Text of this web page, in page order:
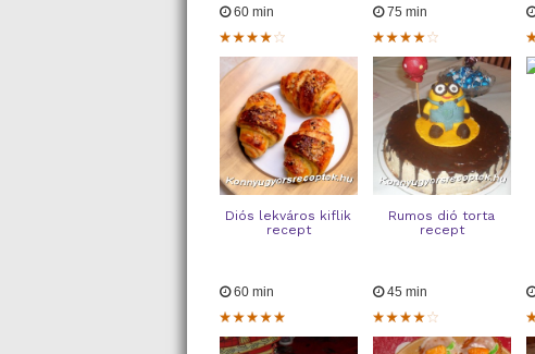
60 min
Diós lekváros kiflik
recept
75 min
Rumos dió torta
recept
60 min 45 min